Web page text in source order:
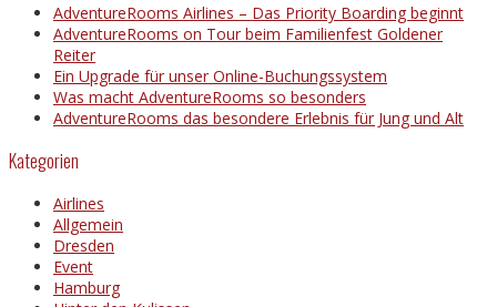
AdventureRooms Airlines – Das Priority Boarding beginnt
AdventureRooms on Tour beim Familienfest Goldener
Reiter
Ein Upgrade für unser Online-Buchungssystem
Was macht AdventureRooms so besonders
AdventureRooms das besondere Erlebnis für Jung und Alt
Kategorien
Airlines
Allgemein
Dresden
Event
Hamburg